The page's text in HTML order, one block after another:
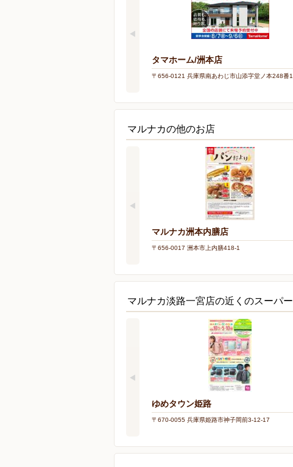
タマホーム/洲本店
〒656-0121 兵庫県南あわじ市山添字堂ノ本248番1
マルナカの他のお店
マルナカ洲本内膳店
〒656-0017 洲本市上内膳418-1
マルナカ淡路一宮店の近くのスーパー
ゆめタウン姫路
〒670-0055 兵庫県姫路市神子岡前3-12-17